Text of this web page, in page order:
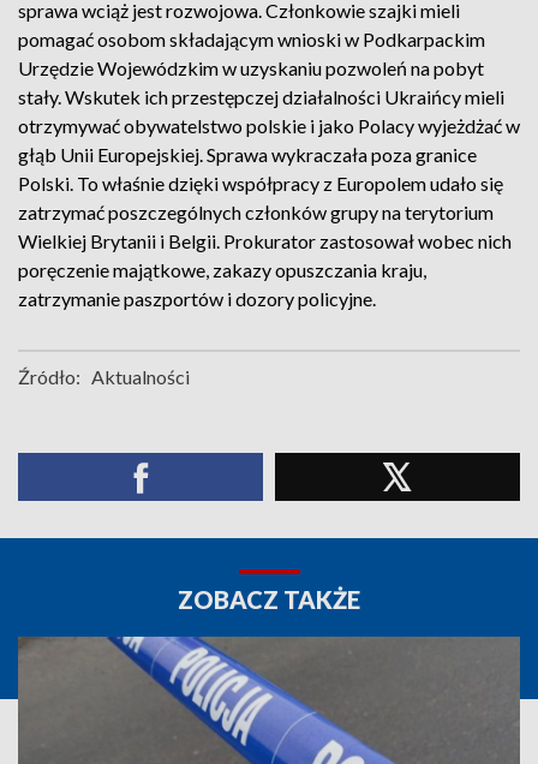
sprawa wciąż jest rozwojowa. Członkowie szajki mieli
pomagać osobom składającym wnioski w Podkarpackim
Urzędzie Wojewódzkim w uzyskaniu pozwoleń na pobyt
stały. Wskutek ich przestępczej działalności Ukraińcy mieli
otrzymywać obywatelstwo polskie i jako Polacy wyjeżdżać w
głąb Unii Europejskiej. Sprawa wykraczała poza granice
Polski. To właśnie dzięki współpracy z Europolem udało się
zatrzymać poszczególnych członków grupy na terytorium
Wielkiej Brytanii i Belgii. Prokurator zastosował wobec nich
poręczenie majątkowe, zakazy opuszczania kraju,
zatrzymanie paszportów i dozory policyjne.
Źródło: Aktualności
ZOBACZ TAKŻE